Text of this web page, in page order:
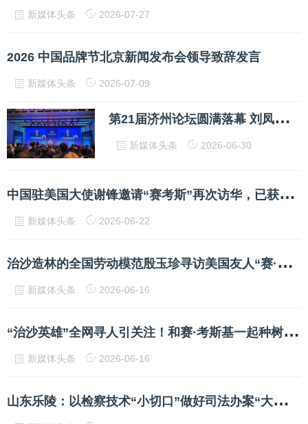
新媒体头条 2026-07-27
2026 中国品牌节北京新闻发布会领导致辞发言
新媒体头条 2026-07-09
第
21届济州论坛圆满落幕 刘凤珍博士受邀出席
新媒体头条 2026-06-30
中
国驻美国大使谢锋邀请“赛考斯”再次访华，已获签证
新媒体头条 2026-06-22
治
沙造林的全国劳动模范殷玉珍寻访美国友人“赛·考斯基”—— 绿已盎然，等你来看
新媒体头条 2026-06-16
“
治沙英雄”全网寻人引关注！和赛·考斯基一起种树的，还有日照的他
新媒体头条 2026-06-16
山
东乐陵：以检察技术“小切口”做好司法办案“大文章”